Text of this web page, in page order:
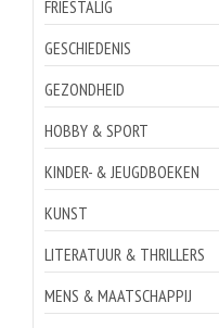
FRIESTALIG
GESCHIEDENIS
GEZONDHEID
HOBBY & SPORT
KINDER- & JEUGDBOEKEN
KUNST
LITERATUUR & THRILLERS
MENS & MAATSCHAPPIJ